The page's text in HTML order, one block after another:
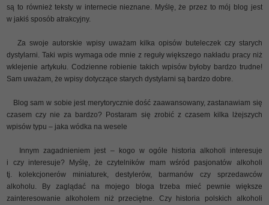
są to również teksty w internecie nieznane. Myślę, że przez to mój blog jest
w jakiś sposób atrakcyjny.
Za swoje autorskie wpisy uważam kilka opisów buteleczek czy starych
dystylarni. Taki wpis wymaga ode mnie z reguły większego nakładu pracy niż
wklejenie artykułu. Codzienne robienie takich wpisów byłoby bardzo trudne!
Sam uważam, że wpisy dotyczące starych dystylarni są bardzo dobre.
Blog sam w sobie jest merytorycznie dość zaawansowany, zastanawiam się
czasem czy nie za bardzo? Postaram się zrobić z czasem kilka lżejszych
wpisów typu – jaka wódka na wesele
Innym zagadnieniem jest – kogo w ogóle historia alkoholi interesuje
i czy interesuje? Myślę, że czytelników mam wśród pasjonatów alkoholi
tj. kolekcjonerów miniaturek, destylerów, barmanów czy sprzedawców
alkoholu. By zaglądać na mojego bloga trzeba mieć pewnie większe
zainteresowanie alkoholem niż przeciętne. Czy historia polskich alkoholi